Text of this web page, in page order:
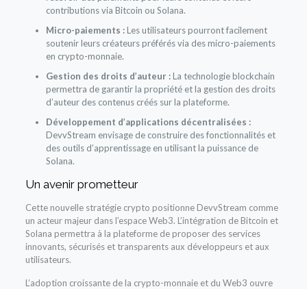
contributions via Bitcoin ou Solana.
Micro-paiements :Les utilisateurs pourront facilement
soutenir leurs créateurs préférés via des micro-paiements
en crypto-monnaie.
Gestion des droits d’auteur :La technologie blockchain
permettra de garantir la propriété et la gestion des droits
d’auteur des contenus créés sur la plateforme.
Développement d’applications décentralisées :
DevvStream envisage de construire des fonctionnalités et
des outils d’apprentissage en utilisant la puissance de
Solana.
Un avenir prometteur
Cette nouvelle stratégie crypto positionne DevvStream comme
un acteur majeur dans l’espace Web3. L’intégration de Bitcoin et
Solana permettra à la plateforme de proposer des services
innovants, sécurisés et transparents aux développeurs et aux
utilisateurs.
L’adoption croissante de la crypto-monnaie et du Web3 ouvre